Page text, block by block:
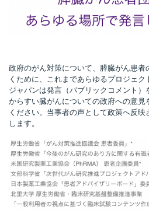
政府のがん対策について、膵臓がん患
くために、これまであらゆるプロジェ
ジャパンは発言（パブリックコメント）
からすい臓がんについての政府への意見
ください。当事者の声として政策へ反
します。